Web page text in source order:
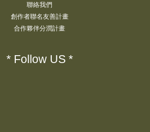
聯絡我們
創作者聯名友善計畫
合作夥伴分潤計畫
* Follow US *